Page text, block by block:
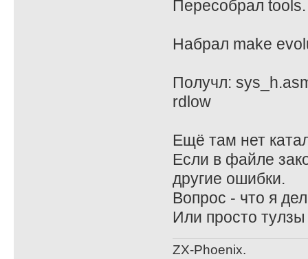
Пересобрал tools.
Набрал make
Получл:
rdlow
Ещё там нет
Если в файле
другие ошибки.
Вопрос - что я
Или просто
ZX-Phoenix.